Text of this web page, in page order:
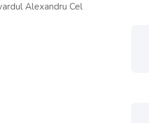
Alexandru Cel